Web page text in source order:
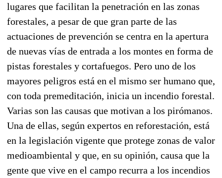
lugares que facilitan la penetración en las zonas
forestales, a pesar de que gran parte de las
actuaciones de prevención se centra en la apertura
de nuevas vías de entrada a los montes en forma de
pistas forestales y cortafuegos. Pero uno de los
mayores peligros está en el mismo ser humano que,
con toda premeditación, inicia un incendio forestal.
Varias son las causas que motivan a los pirómanos.
Una de ellas, según expertos en reforestación, está
en la legislación vigente que protege zonas de valor
medioambiental y que, en su opinión, causa que la
gente que vive en el campo recurra a los incendios